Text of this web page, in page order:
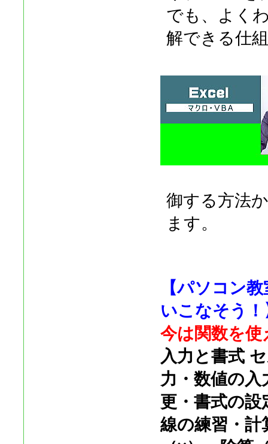
でも、よく
解できる仕
御する方法
ます。
【パソコン
いこなそう！
今は関数を
入力と書式
力・数値の入
更・書式の設
線の練習・計